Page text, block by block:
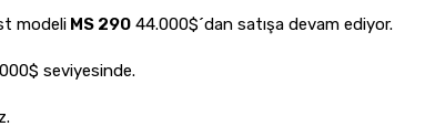
modeli MS 290 44.000$´dan satışa devam ediyor.
seviyesinde.